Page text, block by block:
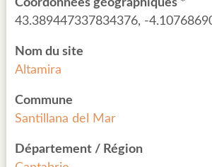
Coordonnées géographiques *
43.389447337834376, -
Nom du site
Altamira
Commune
Santillana del Mar
Département / Région